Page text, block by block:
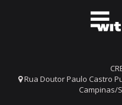
Rua Doutor Paulo Castro
Campinas/